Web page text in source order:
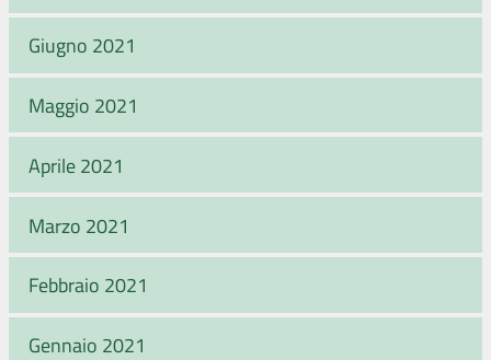
Giugno 2021
Maggio 2021
Aprile 2021
Marzo 2021
Febbraio 2021
Gennaio 2021